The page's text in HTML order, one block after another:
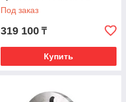
Под заказ
319 100 ₸
Купить